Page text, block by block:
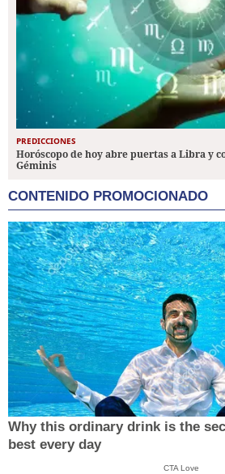
PREDICCIONES
Horóscopo de hoy abre puertas a Libra y
Géminis
CONTENIDO PROMOCIONADO
Why this ordinary drink is the
best every day
CTA Love